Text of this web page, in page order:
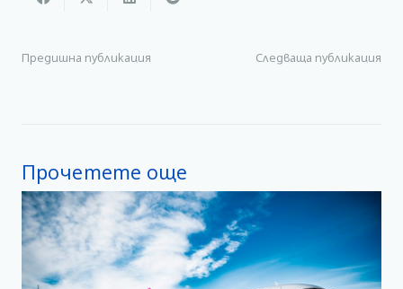
Предишна публикация Следваща публикация
Прочетете още